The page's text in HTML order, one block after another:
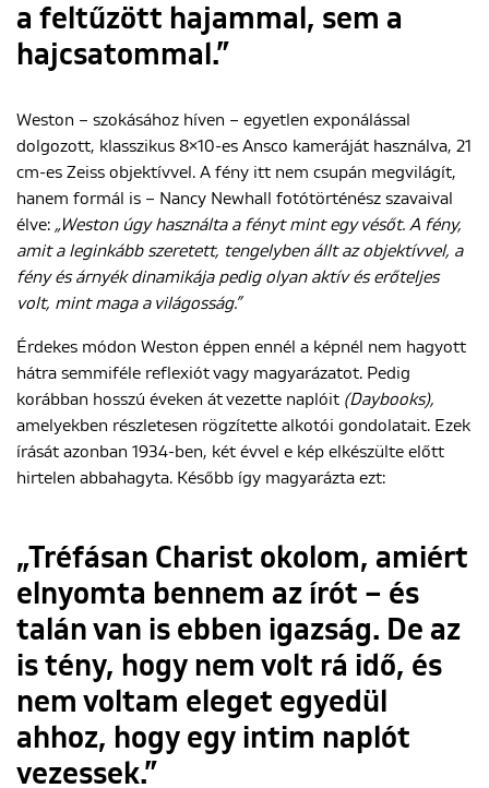
a feltűzött hajammal, sem a
hajcsatommal.”
Weston – szokásához híven – egyetlen exponálással
dolgozott, klasszikus 8×10-es Ansco kameráját használva, 21
cm-es Zeiss objektívvel. A fény itt nem csupán megvilágít,
hanem formál is – Nancy Newhall fotótörténész szavaival
élve: „Weston úgy használta a fényt mint egy vésőt. A fény,
amit a leginkább szeretett, tengelyben állt az objektívvel, a
fény és árnyék dinamikája pedig olyan aktív és erőteljes
volt, mint maga a világosság.”
Érdekes módon Weston éppen ennél a képnél nem hagyott
hátra semmiféle reflexiót vagy magyarázatot. Pedig
korábban hosszú éveken át vezette naplóit (Daybooks),
amelyekben részletesen rögzítette alkotói gondolatait. Ezek
írását azonban 1934-ben, két évvel e kép elkészülte előtt
hirtelen abbahagyta. Később így magyarázta ezt:
„Tréfásan Charist okolom, amiért
elnyomta bennem az írót – és
talán van is ebben igazság. De az
is tény, hogy nem volt rá idő, és
nem voltam eleget egyedül
ahhoz, hogy egy intim naplót
vezessek.”